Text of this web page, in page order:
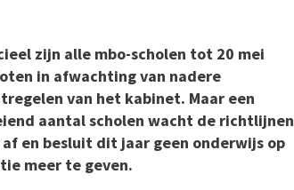
zijn alle mbo-scholen tot 20 mei
in afwachting van nadere
van het kabinet. Maar een
aantal scholen wacht de richtlijnen
en besluit dit jaar geen onderwijs op
meer te geven.